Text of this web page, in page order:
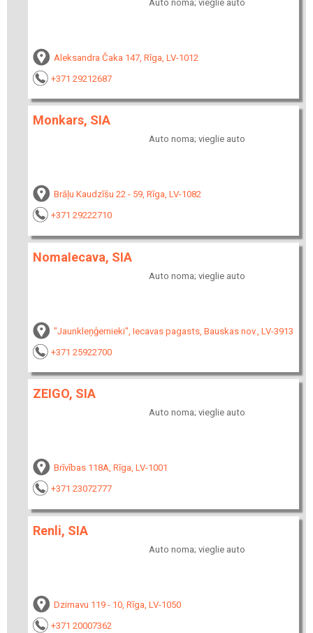
Auto noma; vieglie auto
Aleksandra Čaka 147, Rīga, LV-1012
+371 29212687
Monkars, SIA
Auto noma; vieglie auto
Brāļu Kaudzīšu 22 - 59, Rīga, LV-1082
+371 29222710
NomaIecava, SIA
Auto noma; vieglie auto
"Jaunkleņģernieki", Iecavas pagasts, Bauskas nov., LV-3913
+371 25922700
ZEIGO, SIA
Auto noma; vieglie auto
Brīvības 118A, Rīga, LV-1001
+371 23072777
Renli, SIA
Auto noma; vieglie auto
Dzirnavu 119 - 10, Rīga, LV-1050
+371 20007362